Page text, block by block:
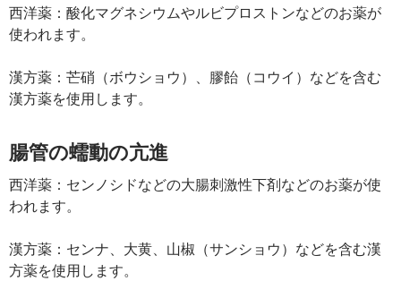
西洋薬：酸化マグネシウムやルビプロストンなどのお薬が
使われます。
漢方薬：芒硝（ボウショウ）、膠飴（コウイ）などを含む
漢方薬を使用します。
腸管の蠕動の亢進
西洋薬：センノシドなどの大腸刺激性下剤などのお薬が使
われます。
漢方薬：センナ、大黄、山椒（サンショウ）などを含む漢
方薬を使用します。